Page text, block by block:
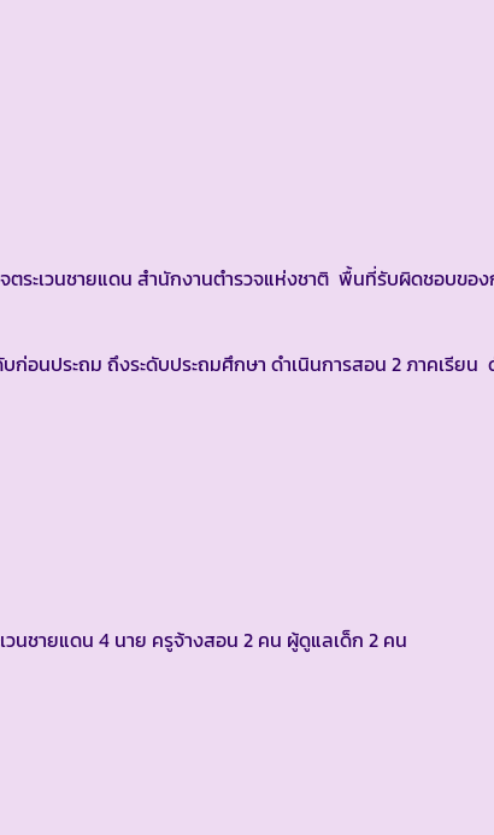
ตระเวนชายแดน สำนักงานตำรวจแห่งชาติ พื้นที่รับผิดชอบขอ
นประถม ถึงระดับประถมศึกษา ดำเนินการสอน 2 ภาคเรียน
นชายแดน 4 นาย ครูจ้างสอน 2 คน ผู้ดูแลเด็ก 2 คน